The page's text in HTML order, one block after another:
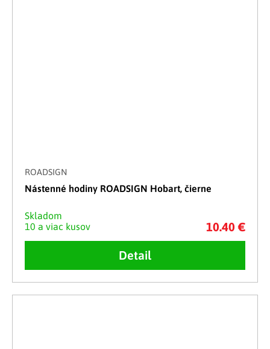
ROADSIGN
Nástenné hodiny ROADSIGN Hobart, čierne
Skladom
10 a viac kusov
10.40 €
Detail